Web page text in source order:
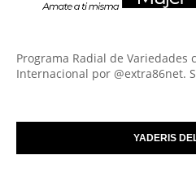
Programa Radial de
Internacional por @extra86net.
YADERIS